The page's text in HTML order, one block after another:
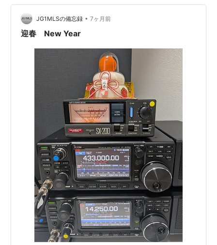
JG1MLSの備忘録 • 7ヶ月前
迎春 New Year